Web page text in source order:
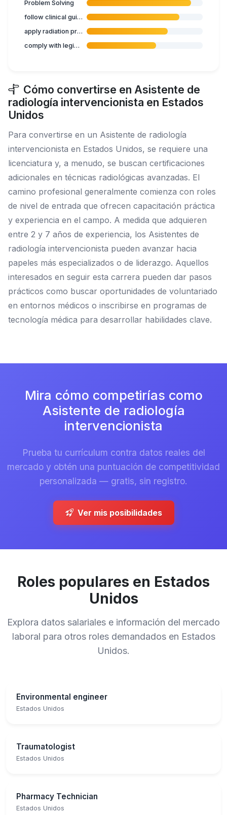
Problem Solving
follow clinical guidelines
apply radiation protection procedures
comply with legislation related to health care
Cómo convertirse en Asistente de
radiología intervencionista en Estados
Unidos
Para convertirse en un Asistente de radiología
intervencionista en Estados Unidos, se requiere una
licenciatura y, a menudo, se buscan certificaciones
adicionales en técnicas radiológicas avanzadas. El
camino profesional generalmente comienza con roles
de nivel de entrada que ofrecen capacitación práctica
y experiencia en el campo. A medida que adquieren
entre 2 y 7 años de experiencia, los Asistentes de
radiología intervencionista pueden avanzar hacia
papeles más especializados o de liderazgo. Aquellos
interesados en seguir esta carrera pueden dar pasos
prácticos como buscar oportunidades de voluntariado
en entornos médicos o inscribirse en programas de
tecnología médica para desarrollar habilidades clave.
Mira cómo competirías como
Asistente de radiología
intervencionista
Prueba tu currículum contra datos reales del
mercado y obtén una puntuación de competitividad
personalizada — gratis, sin registro.
Ver mis posibilidades
Roles populares en Estados
Unidos
Explora datos salariales e información del mercado
laboral para otros roles demandados en Estados
Unidos.
Environmental engineer
Estados Unidos
Traumatologist
Estados Unidos
Pharmacy Technician
Estados Unidos